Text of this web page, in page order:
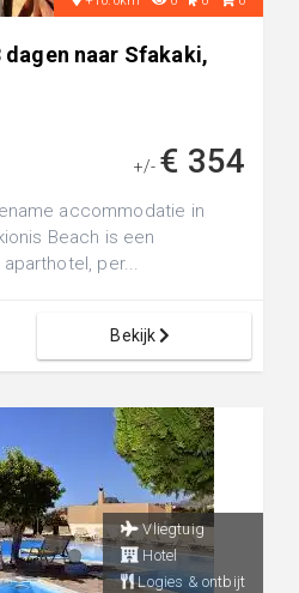
dagen naar Sfakaki,
+/- € 354
accommodatie in
Beach is een
per...
Bekijk
Vliegtuig
Hotel
Logies & ontbijt